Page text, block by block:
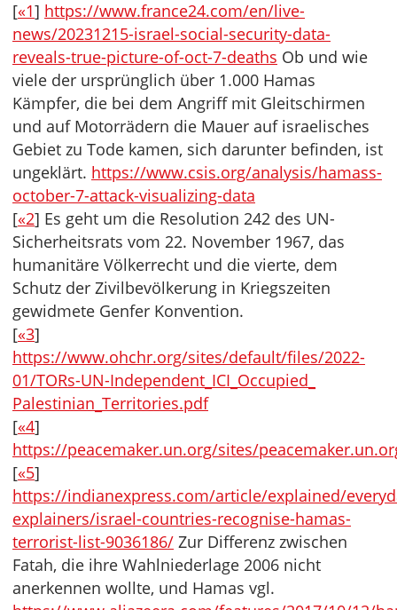
[«1] https://www.france24.com/en/live-
news/20231215-israel-social-security-data-
reveals-true-picture-of-oct-7-deaths Ob und wie
viele der ursprünglich über 1.000 Hamas
Kämpfer, die bei dem Angriff mit Gleitschirmen
und auf Motorrädern die Mauer auf israelisches
Gebiet zu Tode kamen, sich darunter befinden, ist
ungeklärt. https://www.csis.org/analysis/hamass-
october-7-attack-visualizing-data
[«2] Es geht um die Resolution 242 des UN-
Sicherheitsrats vom 22. November 1967, das
humanitäre Völkerrecht und die vierte, dem
Schutz der Zivilbevölkerung in Kriegszeiten
gewidmete Genfer Konvention.
[«3]
https://www.ohchr.org/sites/default/files/2022-
01/TORs-UN-Independent_ICI_Occupied_
Palestinian_Territories.pdf
[«4]
https://peacemaker.un.org/sites/
[«5]
https://indianexpress.com/article/explained/
explainers/israel-countries-recognise-hamas-
terrorist-list-9036186/ Zur Differenz zwischen
Fatah, die ihre Wahlniederlage 2006 nicht
anerkennen wollte, und Hamas vgl.